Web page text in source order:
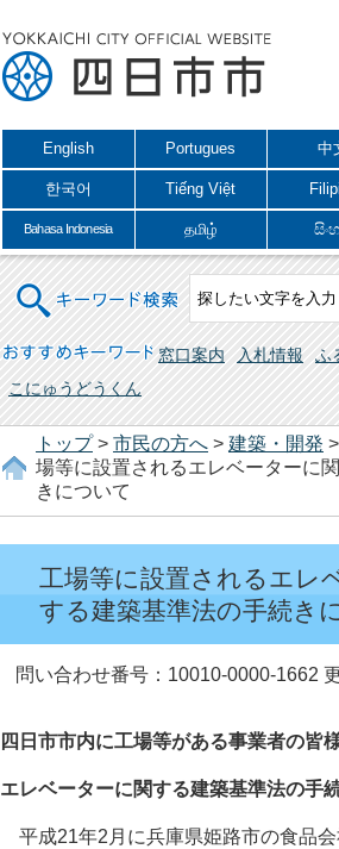
English Portugues 中
한국어 Tiếng Việt
Bahasa Indonesia தமிழ்
キーワード検索
おすすめキーワード 窓口案内 入札情報
ふ
こにゅうどうくん
トップ> 市民の方へ > 建築・開発 >
場等に設置されるエレベーターに
きについて
工場等に設置されるエレ
する建築基準法の手続き
問い合わせ番号：10010-0000-1662
四日市市内に工場等がある事業者の皆
エレベーターに関する建築基準法の手
平成21年2月に兵庫県姫路市の食品